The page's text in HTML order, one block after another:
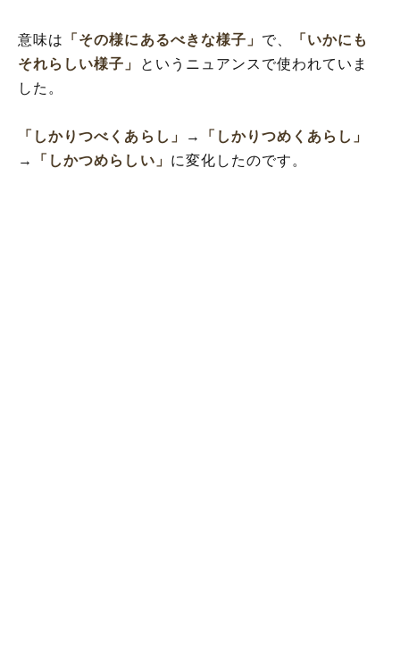
意味は 「その様にあるべきな様子」 で、
「いかにも
それらしい様子」
というニュアンスで使われていま
した。
「しかりつべくあらし」 →
「しかりつめくあらし」
→
「しかつめらしい」 に変化したのです。